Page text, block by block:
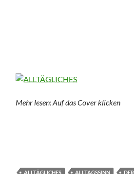
Mehr lesen: Auf das Cover klicken
ALLTÄGLICHES ALLTAGSSINN